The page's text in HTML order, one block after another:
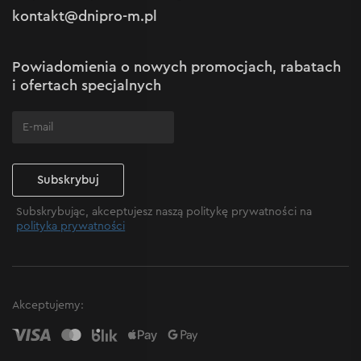
Ustawienia plików cookie
kontakt@dnipro-m.pl
Powiadomienia o nowych promocjach, rabatach
i ofertach specjalnych
Subskrybuj
Subskrybując, akceptujesz naszą politykę prywatności na
polityka prywatności
Akceptujemy: